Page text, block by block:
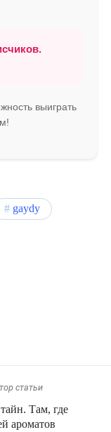
выиграть
gaydy
статьи
Там, где
ароматов